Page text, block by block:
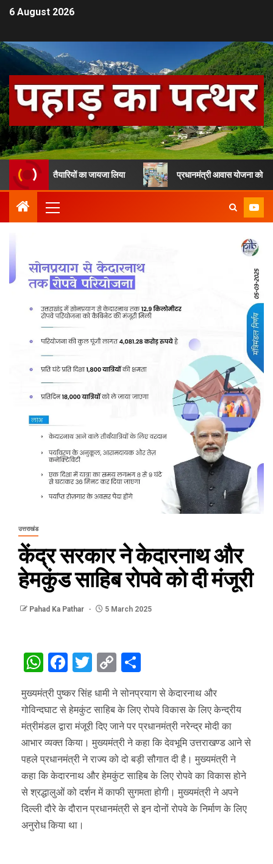
6 August 2026
की तैयारियों का जायजा लिया प्रधानमंत्री आवास योजना को लेकर
उत्तराखंड
केंद्र सरकार ने केदारनाथ और
हेमकुंड साहिब रोपवे को दी मंजूरी
Pahad Ka Pathar 5 March 2025
WhatsApp
Facebook
Twitter
Copy
Link
मुख्यमंत्री पुष्कर सिंह धामी ने सोनप्रयाग से केदारनाथ और
गोविन्दघाट से हेमकुंट साहिब के लिए रोपवे विकास के लिए केन्द्रीय
मंत्रीमंडल द्वारा मंजूरी दिए जाने पर प्रधानमंत्री नरेन्द्र मोदी का
आभार व्यक्त किया। मुख्यमंत्री ने कहा कि देवभूमि उत्तराखण्ड आने से
पहले प्रधानमंत्री ने राज्य को दो बड़ी सौगात दी है। मुख्यमंत्री ने
कहा कि केदारनाथ और हेमकुंट साहिब के लिए रोपवे का विकास होने
से श्रद्धालुओं को दर्शन में काफी सुगमता होगी। मुख्यमंत्री ने अपने
दिल्ली दौरे के दौरान प्रधानमंत्री से इन दोनों रोपवे के निर्माण के लिए
अनुरोध किया था।